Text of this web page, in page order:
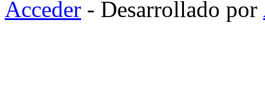
Acceder - Desarrollado por